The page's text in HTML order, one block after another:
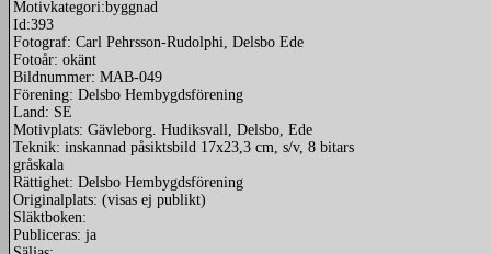
Motivkategori:byggnad
Id:393
Fotograf: Carl Pehrsson-Rudolphi, Delsbo Ede
Fotoår: okänt
Bildnummer: MAB-049
Förening: Delsbo Hembygdsförening
Land: SE
Motivplats: Gävleborg. Hudiksvall, Delsbo, Ede
Teknik: inskannad påsiktsbild 17x23,3 cm, s/v, 8 bitars
gråskala
Rättighet: Delsbo Hembygdsförening
Originalplats: (visas ej publikt)
Släktboken:
Publiceras: ja